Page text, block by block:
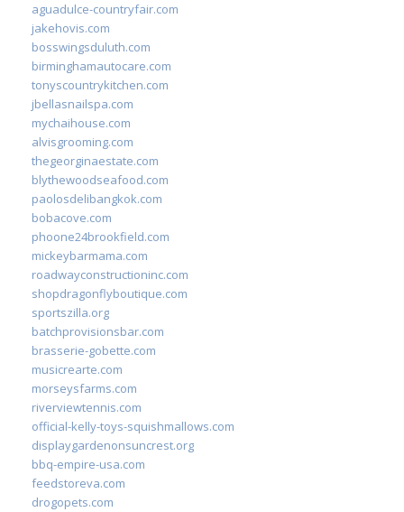
aguadulce-countryfair.com
jakehovis.com
bosswingsduluth.com
birminghamautocare.com
tonyscountrykitchen.com
jbellasnailspa.com
mychaihouse.com
alvisgrooming.com
thegeorginaestate.com
blythewoodseafood.com
paolosdelibangkok.com
bobacove.com
phoone24brookfield.com
mickeybarmama.com
roadwayconstructioninc.com
shopdragonflyboutique.com
sportszilla.org
batchprovisionsbar.com
brasserie-gobette.com
musicrearte.com
morseysfarms.com
riverviewtennis.com
official-kelly-toys-squishmallows.com
displaygardenonsuncrest.org
bbq-empire-usa.com
feedstoreva.com
drogopets.com